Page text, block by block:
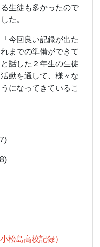
生徒も多かったので
た。
今回良い記録が出た
までの準備ができて
話した２年生の生徒
動を通して、様々な
になってきているこ
小松島高校記録）